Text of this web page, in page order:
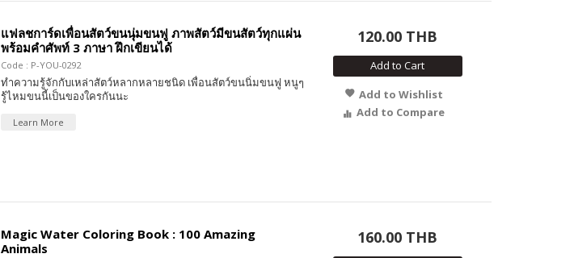
แฟลชการ์ดเพื่อนสัตว์ขนนุ่มขนฟู ภาพสัตว์มีขนสัตว์ทุกแผ่น
พร้อมคำศัพท์ 3 ภาษา ฝึกเขียนได้
Code : P-YOU-0292
ทำความรู้จักกับเหล่าสัตว์หลากหลายชนิด เพื่อนสัตว์ขนนิ่มขนฟู หนูๆ
รู้ไหมขนนี้เป็นของใครกันนะ
Learn More
120.00 THB
Add to Cart
Add to Wishlist
Add to Compare
Magic Water Coloring Book : 100 Amazing
Animals
160.00 THB